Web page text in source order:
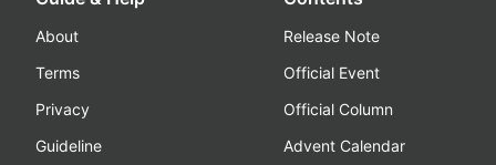
About
Terms
Privacy
Guideline
Release Note
Official Event
Official Column
Advent Calendar